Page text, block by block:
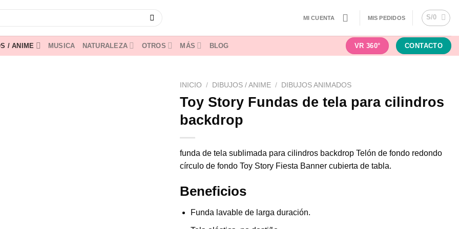
MI CUENTA MIS PEDIDOS S/0
/ ANIME MUSICA NATURALEZA OTROS MÁS BLOG VR 360° CONTACTO
INICIO / DIBUJOS / ANIME / DIBUJOS ANIMADOS
Toy Story Fundas de tela para cilindros
backdrop
funda de tela sublimada para cilindros backdrop Telón de fondo redondo
círculo de fondo Toy Story Fiesta Banner cubierta de tabla.
Beneficios
Funda lavable de larga duración.